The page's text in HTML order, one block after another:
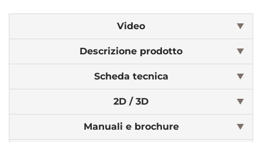
Video
Descrizione prodotto
Scheda tecnica
2D / 3D
Manuali e brochure